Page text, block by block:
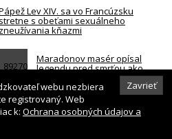
Lev XIV. sa vo Francúzsku
stretne s obeťami sexuálneho
zneužívania kňazmi
Maradonov masér opísal
legendu pred smrťou ako
bezmocnú a rezignovanú
osobu Zavrieť
webu nezbiera
registrovaný. Web
k: Ochrana osobných údajov a